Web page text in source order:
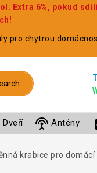
Extra 6%, pokud
pro chytrou
Dveří settings_input_antenna Antény
krabice pro domácí